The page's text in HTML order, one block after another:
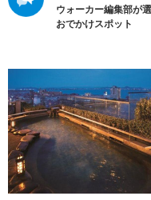
ウォーカー編集部が
おでかけスポット